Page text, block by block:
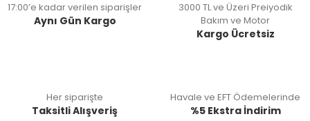
17:00’e kadar verilen siparişler
Aynı Gün Kargo
3000 TL ve Üzeri Preiyodik
Bakım ve Motor
Kargo Ücretsiz
Her siparişte
Taksitli Alışveriş
Havale ve EFT Ödemelerinde
%5 Ekstra İndirim